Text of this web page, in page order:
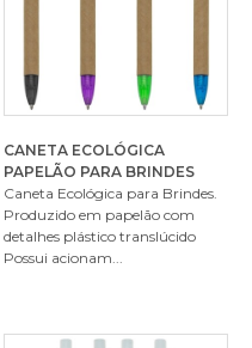
CANETA ECOLÓGICA
PAPELÃO PARA BRINDES
Caneta Ecológica para Brindes.
Produzido em papelão com
detalhes plástico translúcido
Possui acionam...